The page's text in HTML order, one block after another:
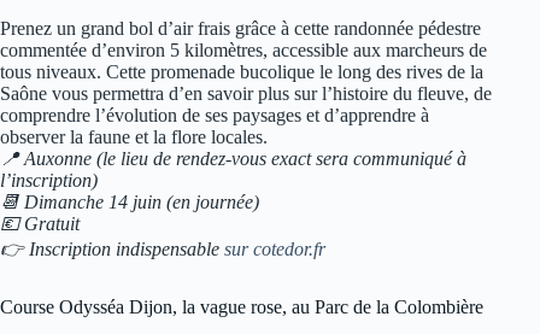
Prenez un grand bol d’air frais grâce à cette randonnée pédestre
commentée d’environ 5 kilomètres, accessible aux marcheurs de
tous niveaux. Cette promenade bucolique le long des rives de la
Saône vous permettra d’en savoir plus sur l’histoire du fleuve, de
comprendre l’évolution de ses paysages et d’apprendre à
observer la faune et la flore locales.
📍 Auxonne (le lieu de rendez-vous exact sera communiqué à
l’inscription)
📆 Dimanche 14 juin (en journée)
💶 Gratuit
👉 Inscription indispensable sur cotedor.fr
Course Odysséa Dijon, la vague rose, au Parc de la Colombière